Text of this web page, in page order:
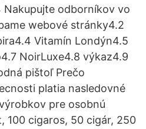
Nakupujte odborníkov vo
webové stránky4.2
Vitamín Londýn4.5
NoirLuxe4.8 výkaz4.9
pištoľ Prečo
platia nasledovné
pre osobnú
100 cigaros, 50 cigár, 250